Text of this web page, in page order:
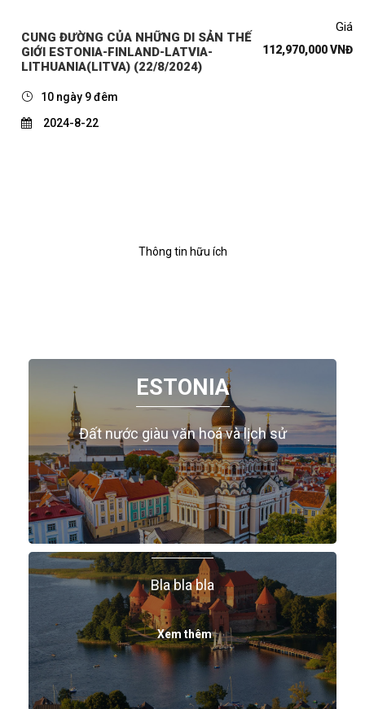
CUNG ĐƯỜNG CỦA NHỮNG DI SẢN THẾ
GIỚI ESTONIA-FINLAND-LATVIA-
LITHUANIA(LITVA) (22/8/2024)
Giá
112,970,000 VNĐ
10 ngày 9 đêm
2024-8-22
Thông tin hữu ích
ESTONIA
Đất nước giàu văn hoá và lịch sử
LITVA
Bla bla bla
Xem thêm